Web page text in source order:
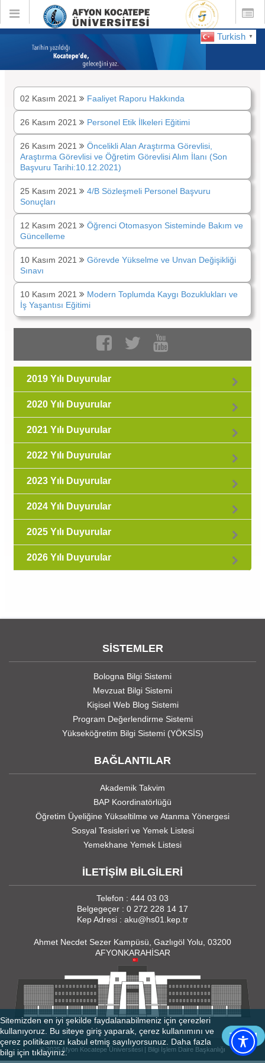
Toggle
global
Toggle
Sitemizden en iyi şekilde faydalanabilmeniz için çerezleri
kullanıyoruz. Bu siteye giriş yaparak, çerez kullanımını ve
çerez politikamızı kabul etmiş sayılıyorsunuz. Daha fazla
bilgi için tıklayınız.
TAMAM
Turkish ▼
DUYURULAR :Kasım 2021
02 Kasım 2021 Faaliyet Raporu Hakkında
26 Kasım 2021 Personel Etik İlkeleri Eğitimi
26 Kasım 2021
Öncelikli Alan Araştırma Görevlisi,
Araştırma Görevlisi ve Öğretim Görevlisi Alım İlanı (Son
Başvuru Tarihi:10.12.2021)
25 Kasım 2021
4/B Sözleşmeli Personel Başvuru
Sonuçları
12 Kasım 2021
Öğrenci Otomasyon Sisteminde Bakım ve
Güncelleme
10 Kasım 2021
Görevde Yükselme ve Unvan Değişikliği
Sınavı
10 Kasım 2021
Modern Toplumda Kaygı Bozuklukları ve
İş Yaşantısı Eğitimi
2019 Yılı Duyurular
2020 Yılı Duyurular
2021 Yılı Duyurular
2022 Yılı Duyurular
2023 Yılı Duyurular
2024 Yılı Duyurular
2025 Yılı Duyurular
2026 Yılı Duyurular
SİSTEMLER
Bologna Bilgi Sistemi
Mevzuat Bilgi Sistemi
Kişisel Web Blog Sistemi
Program Değerlendirme Sistemi
Yükseköğretim Bilgi Sistemi (YÖKSİS)
BAĞLANTILAR
Akademik Takvim
BAP Koordinatörlüğü
Öğretim Üyeliğine Yükseltilme ve Atanma Yönergesi
Sosyal Tesisleri ve Yemek Listesi
Yemekhane Yemek Listesi
İLETİŞİM BİLGİLERİ
Telefon : 444 03 03
Belgegeçer : 0 272 228 14 17
Kep Adresi : aku@hs01.kep.tr
Ahmet Necdet Sezer Kampüsü, Gazlıgöl Yolu, 03200
AFYONKARAHİSAR
© 2025 Afyon Kocatepe Üniversitesi | Bilgi İşlem Daire Başkanlığı